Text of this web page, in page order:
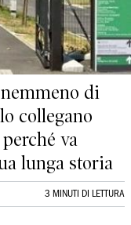
di
collegano
va
lunga storia
3 MINUTI DI LETTURA